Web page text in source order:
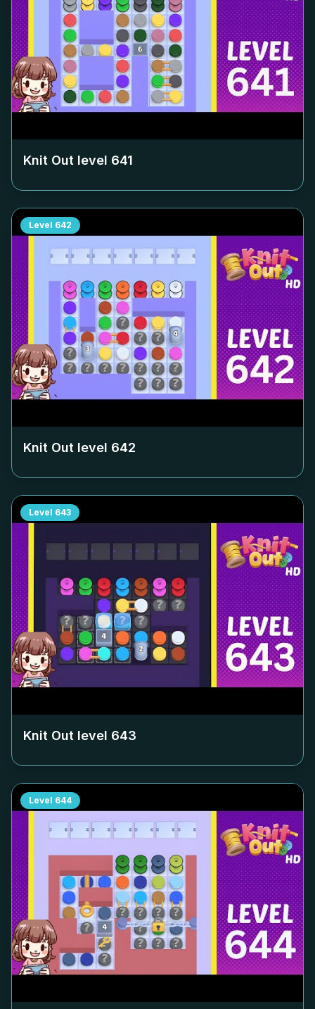
Knit Out level 641
Level 642
Knit Out level 642
Level 643
Knit Out level 643
Level 644